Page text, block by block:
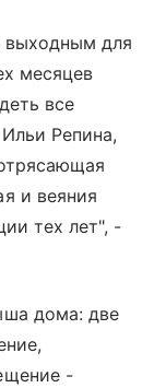
выходным для
месяцев
все
Репина,
и веяния
тех лет", -
дома: две
-